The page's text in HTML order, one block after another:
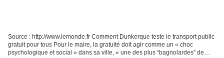
Source : http://www.lemonde.fr Comment Dunkerque teste le transport public
gratuit pour tous Pour le maire, la gratuité doit agir comme un « choc
psychologique et social » dans sa ville, « une des plus “bagnolardes” de